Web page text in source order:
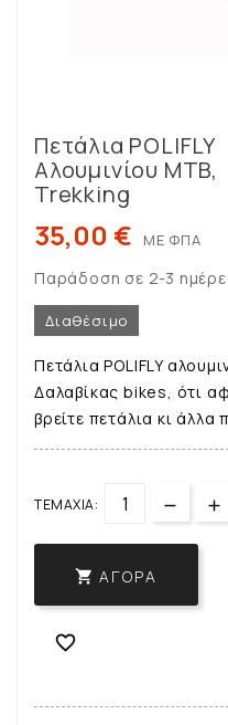
Πετάλια POLIFLY
Αλουμινίου ΜΤB,
Trekking
35,00 € ΜΕ ΦΠΑ
Παράδοση σε 2-3
Διαθέσιμο
Πετάλια POLIFLY
Δαλαβίκας bikes, ότι
βρείτε πετάλια κι
ΤΕΜΆΧΙΑ:
 ΑΓΟΡΆ
